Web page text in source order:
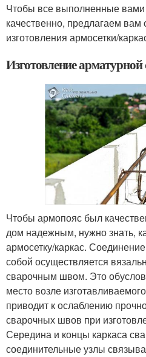
Чтобы все выполненные
качественно, предлагаем вам
изготовления армосетки/
Изготовление арматурной
Чтобы армопояс был
дом надежным, нужно знать,
армосетку/каркас.
собой осуществляется
сварочным швом. Это
место возле
приводит к ослаблению
сварочных швов при
Середина и концы каркаса
соединительные узлы